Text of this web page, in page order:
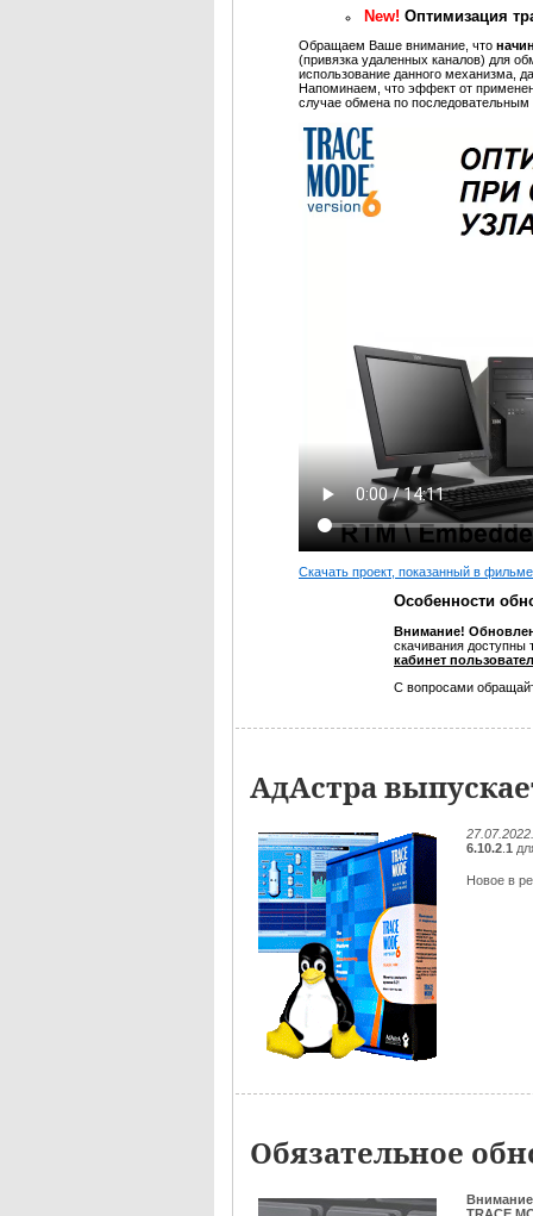
New! Оптимизация
Обращаем Ваше внимание, что
(привязка удаленных каналов) для
использование данного механизма,
Напоминаем, что эффект от
случае обмена по
Скачать проект, показанный в фильме
Особенности
Внимание!
скачивания
кабинет
С вопросами
АдАстра
6.10.2 1
Новое в
Обязательное